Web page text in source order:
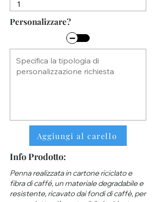
Personalizzare?
Aggiungi al carello
Info Prodotto:
Penna realizzata in cartone riciclato e
fibra di caffé, un materiale degradabile e
resistente, ricavato dai fondi di caffè, per